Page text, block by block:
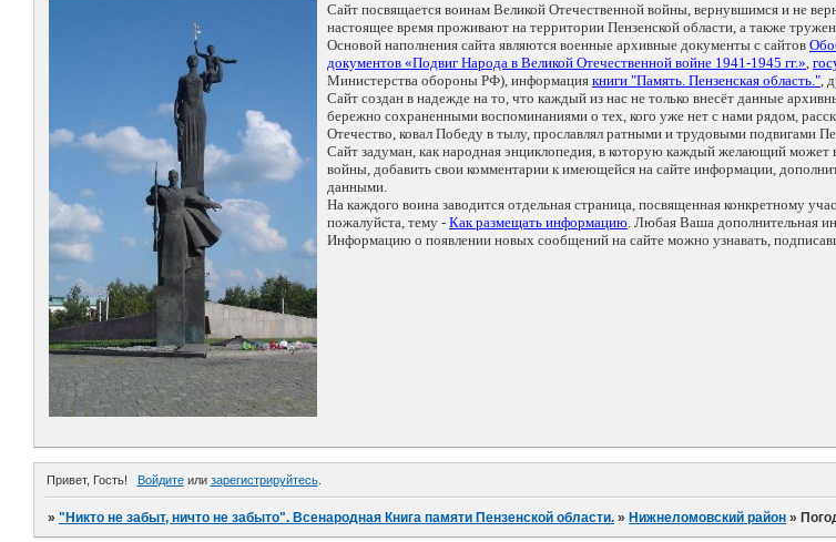
Сайт посвящается воинам Великой Отечественной войны, вернувшимся и не
настоящее время проживают на территории Пензенской области, а также
Основой наполнения сайта являются военные архивные документы с сайтов
документов «Подвиг Народа в Великой Отечественной войне 1941-1945 гг.»,
Министерства обороны РФ), информация книги "Память. Пензенская область.",
Сайт создан в надежде на то, что каждый из нас не только внесёт данные
бережно сохраненными воспоминаниями о тех, кого уже нет с нами рядом,
Отечество, ковал Победу в тылу, прославлял ратными и трудовыми подвигами
Сайт задуман, как народная энциклопедия, в которую каждый желающий
войны, добавить свои комментарии к имеющейся на сайте информации,
данными.
На каждого воина заводится отдельная страница, посвященная конкретному
пожалуйста, тему - Как размещать информацию. Любая Ваша дополнительная
Информацию о появлении новых сообщений на сайте можно узнавать,
Привет, Гость! Войдитеили зарегистрируйтесь.
»"Никто не забыт, ничто не забыто". Всенародная Книга памяти Пензенской области. » Нижнеломовский район »